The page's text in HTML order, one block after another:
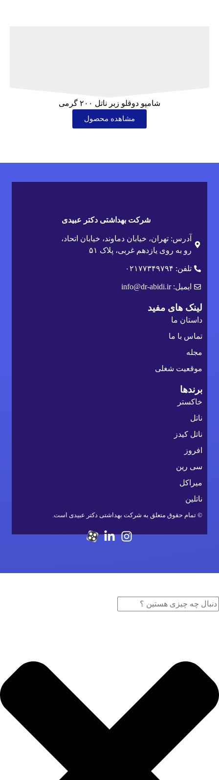
شامپو دوقلو زبر ناتل ۲۰۰ گرمی
مشاهده محصول
شرکت بهداشتی دکتر عبیدی
آدرس: تهران، خیابان دماوند، خیابان اتحاد،
رو به روی یازدهم غربی، پلاک ۵۱
تلفن: ۰۲۱۷۷۳۴۹۷۹۴
ایمیل: info@dr-abidi.ir
لینک های مفید
داستان ما
تماس با ما
مجله
موقعیت شغلی
برندها
خاکستر
ناتل
ناتل کیدز
افروز
سی رین
میراکل
ناتلین
© تمام حقوق متعلق به شرکت بهداشتی دکتر عبیدی است.